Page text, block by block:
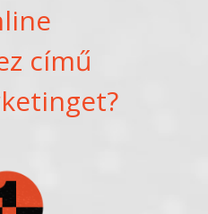
című